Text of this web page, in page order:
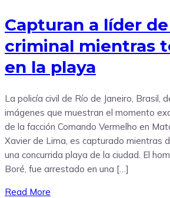
Capturan a líder
criminal mientras
en la playa
La policía civil de Río de Janeiro, Brasil,
imágenes que muestran el momento
de la facción Comando Vermelho en
Xavier de Lima, es capturado mientras
una concurrida playa de la ciudad. El
Boré, fue arrestado en una […]
Read More